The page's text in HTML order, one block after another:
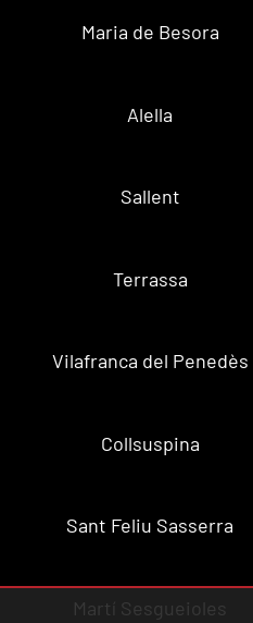
Maria de Besora
Alella
Sallent
Terrassa
Vilafranca del Penedès
Collsuspina
Sant Feliu Sasserra
Martí Sesgueioles